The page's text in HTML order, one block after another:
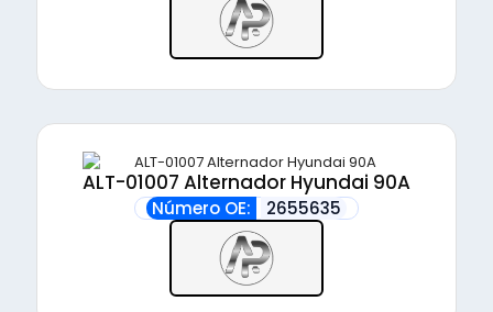
ALT-01007 Alternador Hyundai 90A
Número OE: 2655635